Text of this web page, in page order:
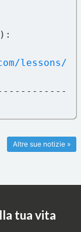
):
lessons/
Altre sue notizie »
tua vita